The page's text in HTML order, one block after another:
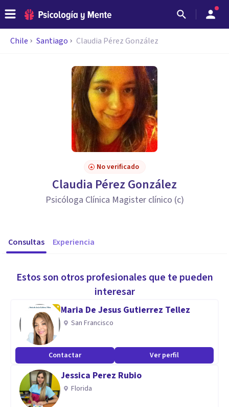
Chile Santiago Claudia Pérez González
No verificado
Claudia Pérez González
Psicóloga Clínica Magister clínico (c)
Consultas Experiencia
Estos son otros profesionales que te pueden
interesar
Maria De Jesus Gutierrez Tellez
San Francisco
Contactar Ver perfil
Jessica Perez Rubio
Florida